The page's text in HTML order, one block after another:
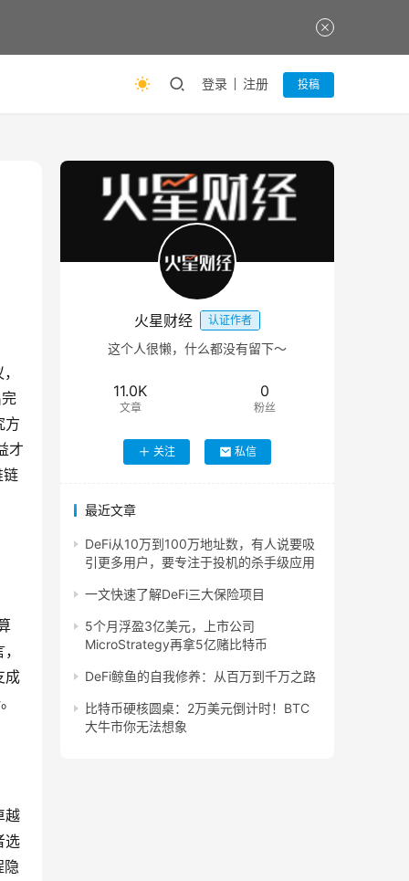
登录 注册 投稿
方
才
链
成
越
选
隐
火星财经 认证作者
这个人很懒，什么都没有留下～
11.0K
文章
0
粉丝
关注 私信
最近文章
DeFi从10万到100万地址数，有人说要吸
引更多用户，要专注于投机的杀手级应用
一文快速了解DeFi三大保险项目
5个月浮盈3亿美元，上市公司
MicroStrategy再拿5亿赌比特币
DeFi鲸鱼的自我修养：从百万到千万之路
比特币硬核圆桌：2万美元倒计时！BTC
大牛市你无法想象